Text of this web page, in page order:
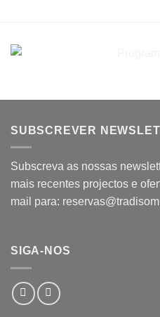
SUBSCREVER
Subscreva as nossas
mais recentes projectos e
mail para:
SIGA-NOS